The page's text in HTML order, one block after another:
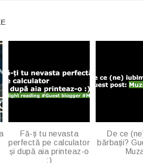
Fă-ți tu nevasta
perfectă pe calculator
și după aia printeaz-o
:)
De ce
bărbații?